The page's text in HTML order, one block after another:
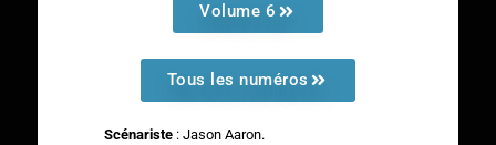
Volume 6
Tous les numéros
Scénariste : Jason Aaron.